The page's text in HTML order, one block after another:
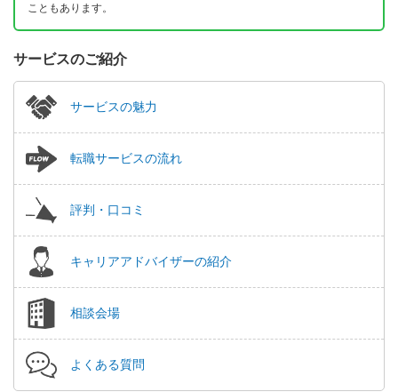
こともあります。
サービスのご紹介
サービスの魅力
転職サービスの流れ
評判・口コミ
キャリアアドバイザーの紹介
相談会場
よくある質問